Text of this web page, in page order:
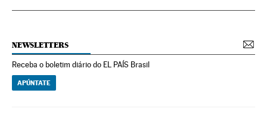
NEWSLETTERS
Receba o boletim diário do EL PAÍS Brasil
APÚNTATE